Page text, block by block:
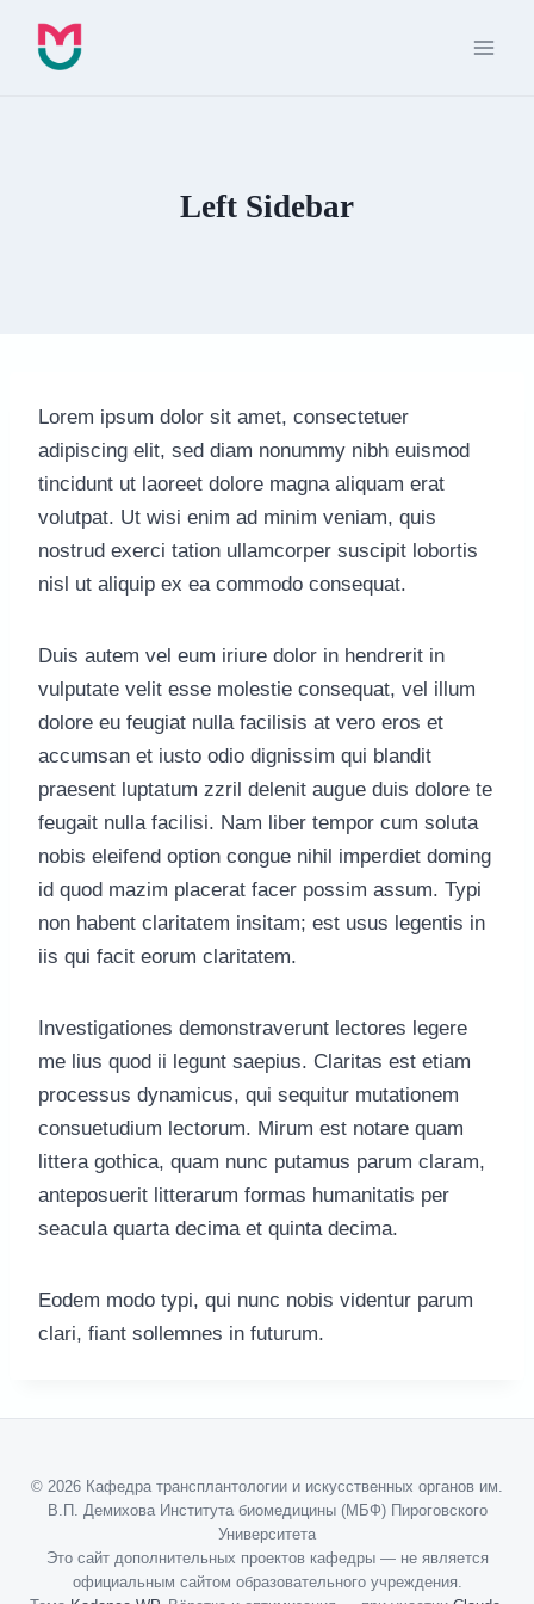
Left Sidebar
Lorem ipsum dolor sit amet, consectetuer
adipiscing elit, sed diam nonummy nibh euismod
tincidunt ut laoreet dolore magna aliquam erat
volutpat. Ut wisi enim ad minim veniam, quis
nostrud exerci tation ullamcorper suscipit lobortis
nisl ut aliquip ex ea commodo consequat.
Duis autem vel eum iriure dolor in hendrerit in
vulputate velit esse molestie consequat, vel illum
dolore eu feugiat nulla facilisis at vero eros et
accumsan et iusto odio dignissim qui blandit
praesent luptatum zzril delenit augue duis dolore te
feugait nulla facilisi. Nam liber tempor cum soluta
nobis eleifend option congue nihil imperdiet doming
id quod mazim placerat facer possim assum. Typi
non habent claritatem insitam; est usus legentis in
iis qui facit eorum claritatem.
Investigationes demonstraverunt lectores legere
me lius quod ii legunt saepius. Claritas est etiam
processus dynamicus, qui sequitur mutationem
consuetudium lectorum. Mirum est notare quam
littera gothica, quam nunc putamus parum claram,
anteposuerit litterarum formas humanitatis per
seacula quarta decima et quinta decima.
Eodem modo typi, qui nunc nobis videntur parum
clari, fiant sollemnes in futurum.
© 2026 Кафедра трансплантологии и искусственных органов им.
В.П. Демихова Института биомедицины (МБФ) Пироговского
Университета
Это сайт дополнительных проектов кафедры — не является
официальным сайтом образовательного учреждения.